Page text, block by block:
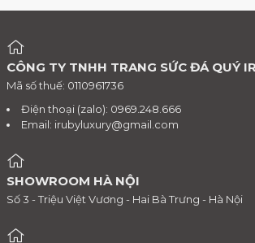
CÔNG TY TNHH TRANG SỨC ĐÁ QUÝ
Mã số thuế: 0110961736
Điện thoại (zalo): 0969.248.666
Email: irubyluxury@gmail.com
SHOWROOM HÀ NỘI
Số 3 - Triệu Việt Vương - Hai Bà Trưng - Hà Nội